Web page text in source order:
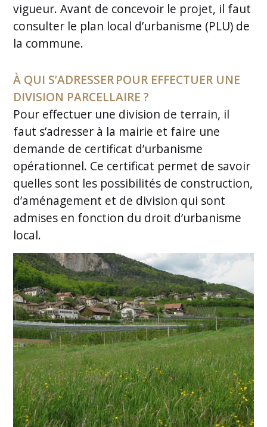
vigueur. Avant de concevoir le projet, il faut
consulter le plan local d’urbanisme (PLU) de
la commune.
À QUI S’ADRESSER POUR EFFECTUER UNE
DIVISION PARCELLAIRE ?
Pour effectuer une division de terrain, il
faut s’adresser à la mairie et faire une
demande de certificat d’urbanisme
opérationnel. Ce certificat permet de savoir
quelles sont les possibilités de construction,
d’aménagement et de division qui sont
admises en fonction du droit d’urbanisme
local.